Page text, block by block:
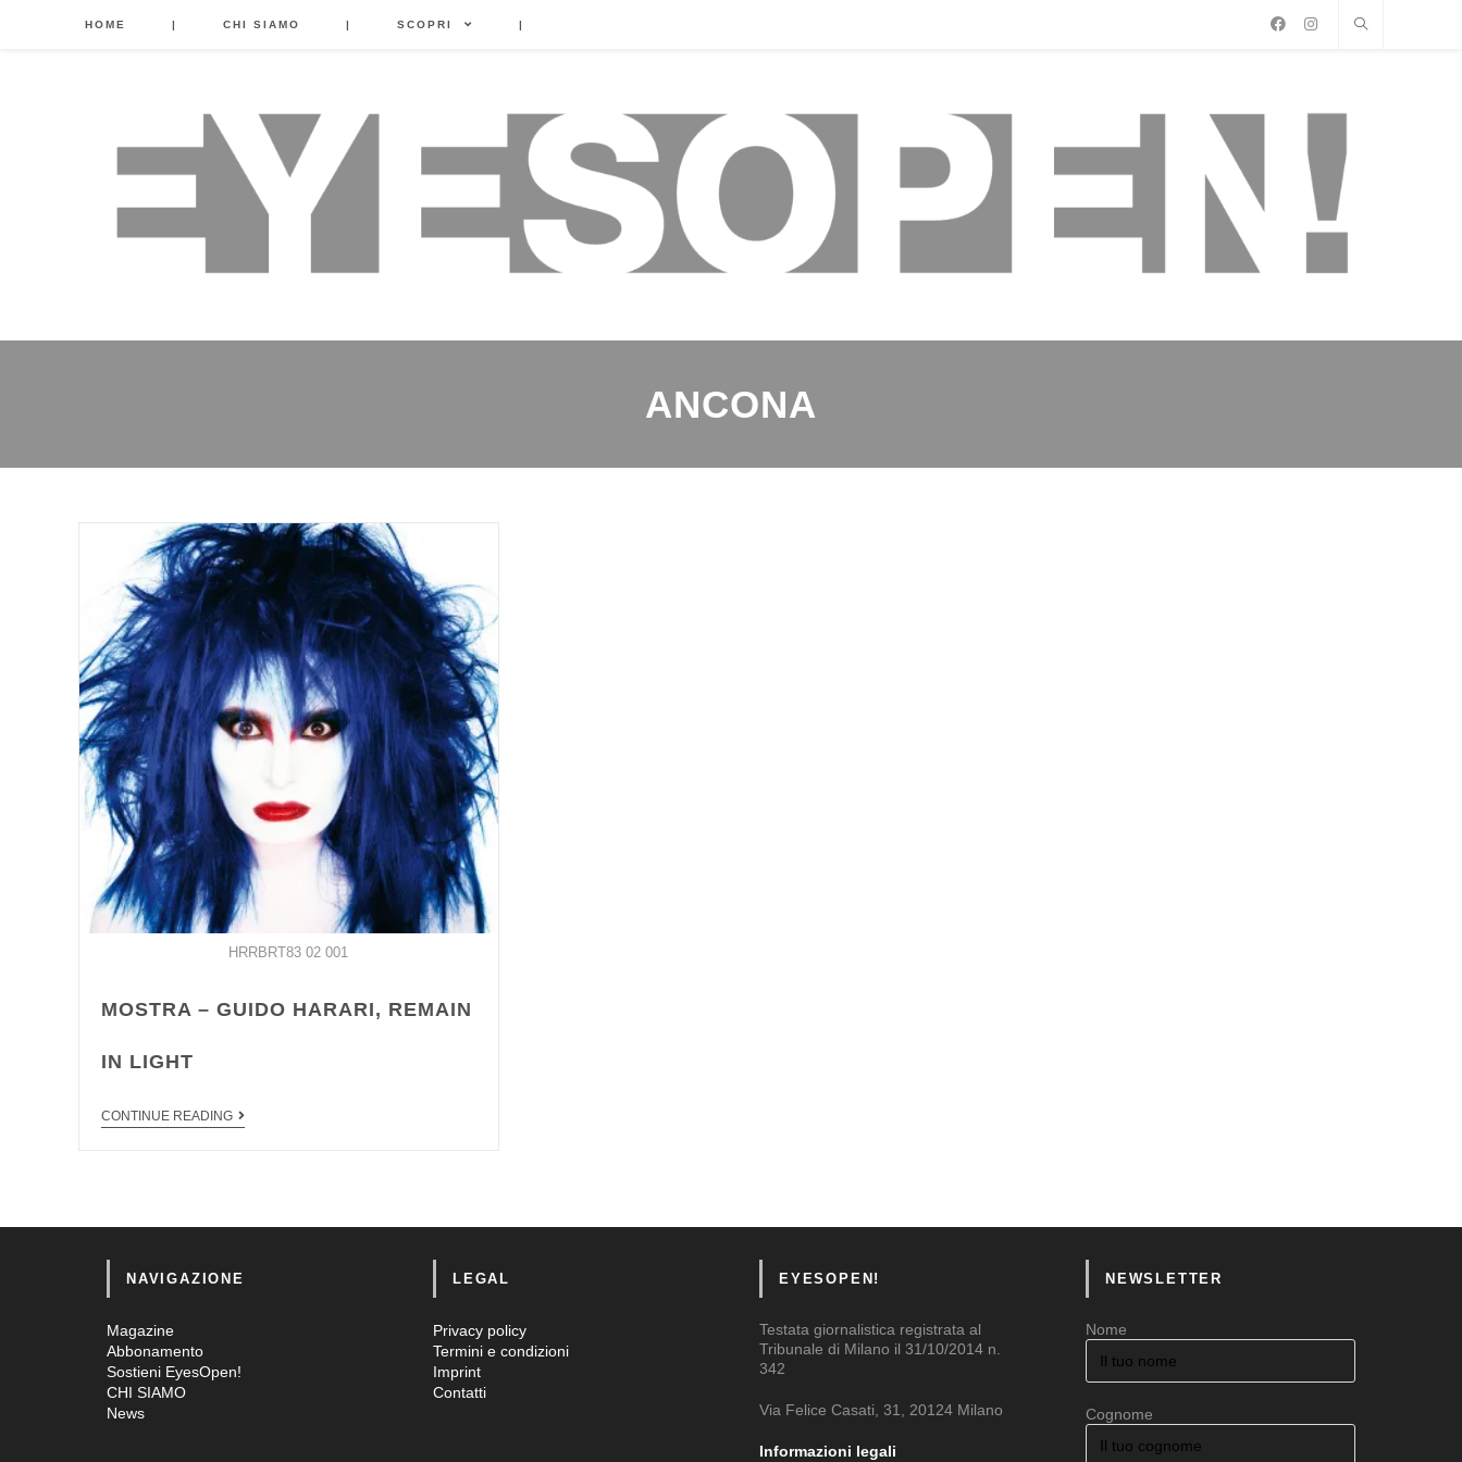
HOME | CHI SIAMO | SCOPRI |
ANCONA
HRRBRT83 02 001
MOSTRA – GUIDO HARARI, REMAIN
IN LIGHT
CONTINUE READING
NAVIGAZIONE
Magazine
Abbonamento
Sostieni EyesOpen!
CHI SIAMO
News
LEGAL
Privacy policy
Termini e condizioni
Imprint
Contatti
EYESOPEN!
Testata giornalistica registrata al
Tribunale di Milano il 31/10/2014 n.
342
Via Felice Casati, 31, 20124 Milano
Informazioni legali
NEWSLETTER
Nome
Cognome